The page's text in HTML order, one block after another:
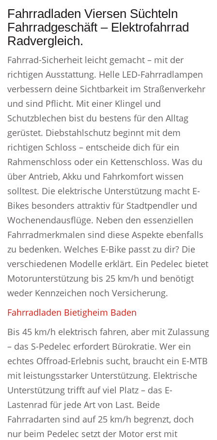
Fahrradladen Viersen Süchteln
Fahrradgeschäft – Elektrofahrrad
Radvergleich.
Fahrrad-Sicherheit leicht gemacht – mit der
richtigen Ausstattung. Helle LED-Fahrradlampen
verbessern deine Sichtbarkeit im Straßenverkehr
und sind Pflicht. Mit einer Klingel und
Schutzblechen bist du bestens für den Alltag
gerüstet. Diebstahlschutz beginnt mit dem
richtigen Schloss – entscheide dich für ein
Rahmenschloss oder ein Kettenschloss. Was du
über Antrieb, Akku und Fahrkomfort wissen
solltest. Die elektrische Unterstützung macht E-
Bikes besonders attraktiv für Stadtpendler und
Wochenendausflüge. Neben den essenziellen
Fahrradmerkmalen sind diese Aspekte ebenfalls
zu bedenken. Welches E-Bike passt zu dir? Die
verschiedenen Modelle erklärt. Ein Pedelec bietet
Motorunterstützung bis 25 km/h und benötigt
weder Kennzeichen noch Versicherung.
Fahrradladen Bietigheim Baden
Bis 45 km/h elektrisch fahren, aber mit Zulassung
– das S-Pedelec erfordert Bürokratie. Wer ein
echtes Offroad-Erlebnis sucht, braucht ein E-MTB
mit leistungsstarker Unterstützung. Elektrische
Unterstützung trifft auf viel Platz – das E-
Lastenrad für jede Art von Last. Beide
Fahrradarten sind auf 25 km/h begrenzt, doch
nur beim Pedelec setzt der Motor erst mit